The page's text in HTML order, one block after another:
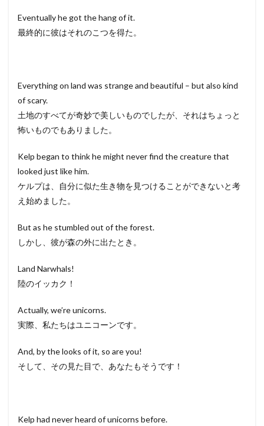
Eventually he got the hang of it.
最終的に彼はそれのこつを得た。
Everything on land was strange and beautiful – but also kind
of scary.
土地のすべてが奇妙で美しいものでしたが、それはちょっと
怖いものでもありました。
Kelp began to think he might never find the creature that
looked just like him.
ケルプは、自分に似た生き物を見つけることができないと考
え始めました。
But as he stumbled out of the forest.
しかし、彼が森の外に出たとき。
Land Narwhals!
陸のイッカク！
Actually, we’re unicorns.
実際、私たちはユニコーンです。
And, by the looks of it, so are you!
そして、その見た目で、あなたもそうです！
Kelp had never heard of unicorns before.